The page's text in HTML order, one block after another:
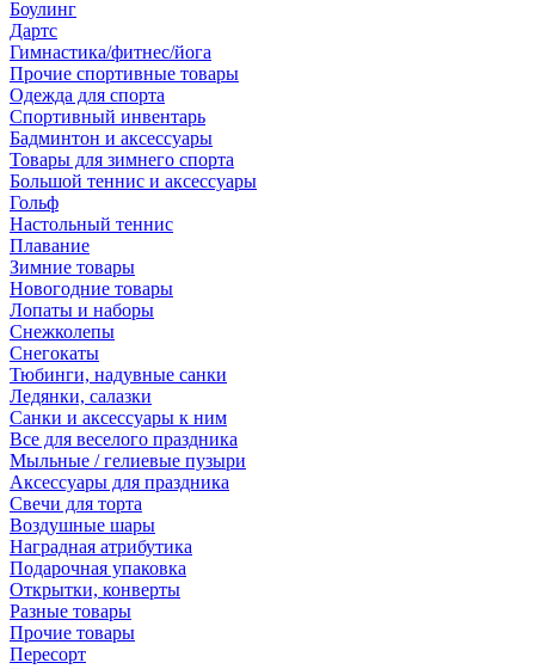
Боулинг
Дартс
Гимнастика/фитнес/йога
Прочие спортивные товары
Одежда для спорта
Спортивный инвентарь
Бадминтон и аксессуары
Товары для зимнего спорта
Большой теннис и аксессуары
Гольф
Настольный теннис
Плавание
Зимние товары
Новогодние товары
Лопаты и наборы
Снежколепы
Снегокаты
Тюбинги, надувные санки
Ледянки, салазки
Санки и аксессуары к ним
Все для веселого праздника
Мыльные / гелиевые пузыри
Аксессуары для праздника
Свечи для торта
Воздушные шары
Наградная атрибутика
Подарочная упаковка
Открытки, конверты
Разные товары
Прочие товары
Пересорт